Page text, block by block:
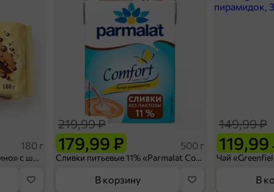
г. Барнаул, ул. Анатолия, 220
г. Барнаул, ул. Чеглецова, 68
г. Барнаул, ул. Кавалерийская, 11
г. Барнаул, ул. 2-я Малиновая, 1
г. Барнаул, ул. Островского, 41
г. Барнаул, ул. Попова, 107
г. Барнаул, п. Научный Городок, 39
г. Барнаул, рп. Южный, ул. Чайковского, 45
г. Белово, ул. Советская улица, 37А
180 г
Вафельный сэндвич «Яшкино» с шоколадной начинкой, 180 г
179,99 ₽
219,99 ₽
500 г
Сливки питьевые 11% «Parmalat Comfort» безлактозные, 500 г
В корзину
119,99
149,99 ₽
В